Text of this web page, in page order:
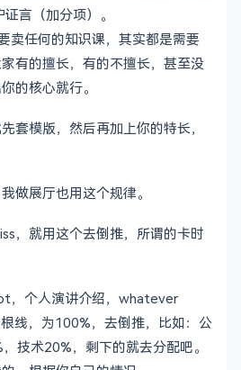
言（加分项）。
卖任何的知识课，其实都是需要
有的擅长，有的不擅长，甚至没
的核心就行。
套模版，然后再加上你的特长，
做展厅也用这个规律。
，就用这个去倒推，所谓的卡时
，个人演讲介绍，whatever
线，为100%，去倒推，比如：公
技术20%，剩下的就去分配吧。